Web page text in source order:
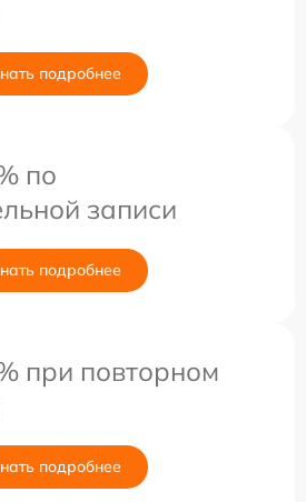
подробнее
по
записи
подробнее
при повторном
подробнее